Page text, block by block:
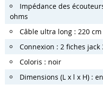
Impédance des
ohms
Câble ultra long : 220 cm
Connexion : 2 fiches jack
Coloris : noir
Dimensions (L x l x H) :